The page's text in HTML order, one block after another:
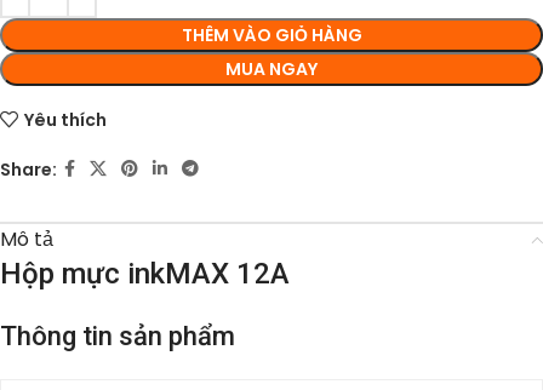
THÊM VÀO GIỎ HÀNG
MUA NGAY
Yêu thích
Share:
Mô tả
Hộp mực inkMAX 12A
Thông tin sản phẩm